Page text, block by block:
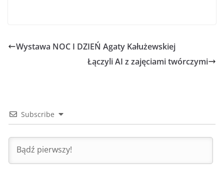
Wystawa NOC I DZIEŃ Agaty Kałużewskiej
Łączyli AI z zajęciami twórczymi
Subscribe